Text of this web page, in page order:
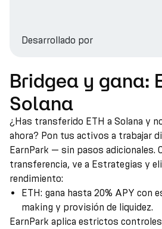
Desarrollado por
Bridgea y gana:
Solana
¿Has transferido ETH a Solana y
ahora? Pon tus activos a trabajar
EarnPark — sin pasos adicionales.
transferencia, ve a Estrategias y
rendimiento:
ETH: gana hasta 20% APY con
making y provisión de liquidez.
EarnPark aplica estrictos